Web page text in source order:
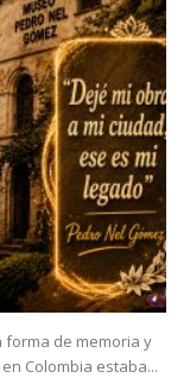
forma de memoria y
Colombia estaba...